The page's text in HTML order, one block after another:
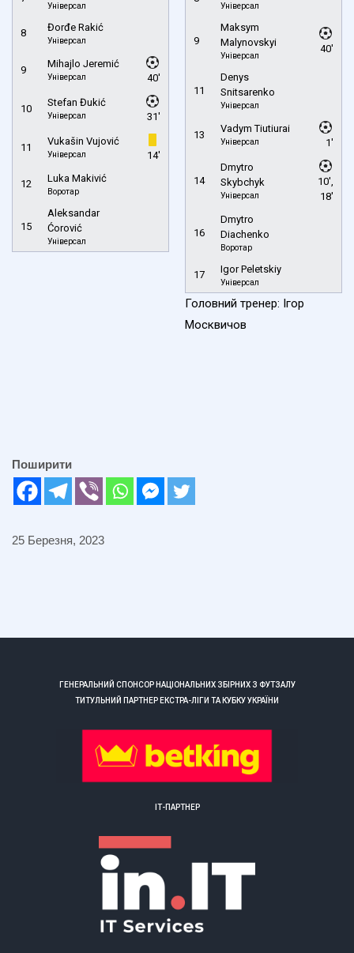
Універсал
8 Đorđe Rakić
Універсал
9
Mihajlo Jeremić
Універсал 40'
10
Stefan Đukić
Універсал 31'
11
Vukašin Vujović
Універсал 14'
12 Luka Makivić
Воротар
15
Aleksandar
Ćorović
Універсал
Універсал
9
Maksym
Malynovskyi
Універсал
40'
11
Denys
Snitsarenko
Універсал
13
Vadym Tiutiurai
Універсал 1'
14
Dmytro
Skybchyk
Універсал
10',
18'
16
Dmytro
Diachenko
Воротар
17 Igor Peletskiy
Універсал
Головний тренер: Ігор
Москвичов
Поширити
25 Березня, 2023
ГЕНЕРАЛЬНИЙ СПОНСОР НАЦІОНАЛЬНИХ ЗБІРНИХ З ФУТЗАЛУ
ТИТУЛЬНИЙ ПАРТНЕР ЕКСТРА-ЛІГИ ТА КУБКУ УКРАЇНИ
ІТ-ПАРТНЕР